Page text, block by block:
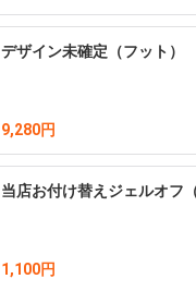
デザイン未確定（フット）
9,280円
当店お付け替えジェルオフ
1,100円